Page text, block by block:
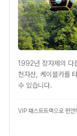
1992년 장자제의 다
천자산, 케이블카를
수 있습니다.
VIP 패스트트랙으로 편안